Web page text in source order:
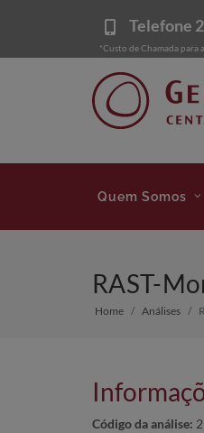
Telefone
*Custo de Chamada para
Quem Somos
RAST-
Home Análises
Código da análise: